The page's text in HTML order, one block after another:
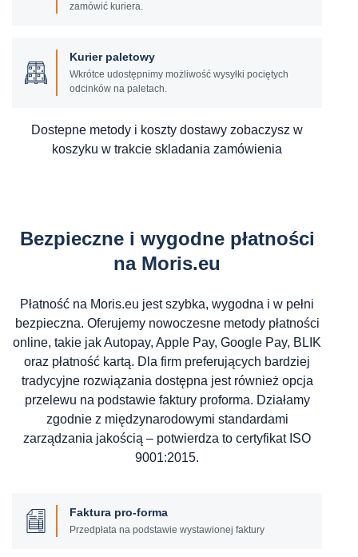
zamówić kuriera.
Kurier paletowy
Wkrótce udostępnimy możliwość wysyłki pociętych
odcinków na paletach.
Dostepne metody i koszty dostawy zobaczysz w
koszyku w trakcie skladania zamówienia
Bezpieczne i wygodne płatności
na Moris.eu
Płatność na Moris.eu jest szybka, wygodna i w pełni
bezpieczna. Oferujemy nowoczesne metody płatności
online, takie jak Autopay, Apple Pay, Google Pay, BLIK
oraz płatność kartą. Dla firm preferujących bardziej
tradycyjne rozwiązania dostępna jest również opcja
przelewu na podstawie faktury proforma. Działamy
zgodnie z międzynarodowymi standardami
zarządzania jakością – potwierdza to certyfikat ISO
9001:2015.
Faktura pro-forma
Przedpłata na podstawie wystawionej faktury